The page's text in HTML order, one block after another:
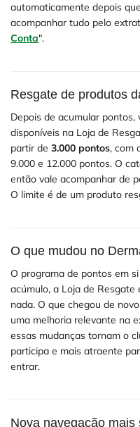
automaticamente depois
acompanhar tudo pelo
Conta".
Resgate de produtos
Depois de acumular
disponíveis na Loja de
partir de 3.000 pontos, com
9.000 e 12.000 pontos. O
então vale acompanhar de
O limite é de um produto
O que mudou no
O programa de pontos em
acúmulo, a Loja de
nada. O que chegou de
uma melhoria relevante na
essas mudanças tornam o
participa e mais atraente
entrar.
Nova navegação mais